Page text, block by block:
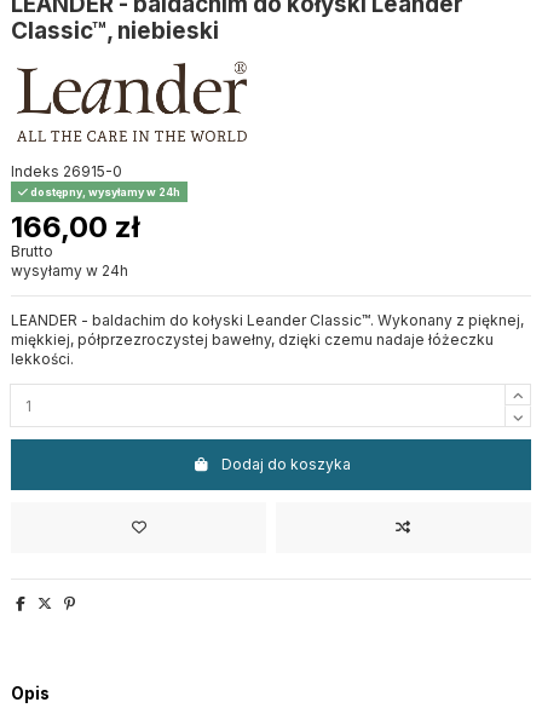
Classic™, niebieski
Indeks 26915-0
dostępny, wysyłamy w 24h
166,00 zł
Brutto
wysyłamy w 24h
LEANDER - baldachim do kołyski Leander Classic™. Wykonany z pięknej,
miękkiej, półprzezroczystej bawełny, dzięki czemu nadaje łóżeczku
lekkości.
Dodaj do koszyka
Opis